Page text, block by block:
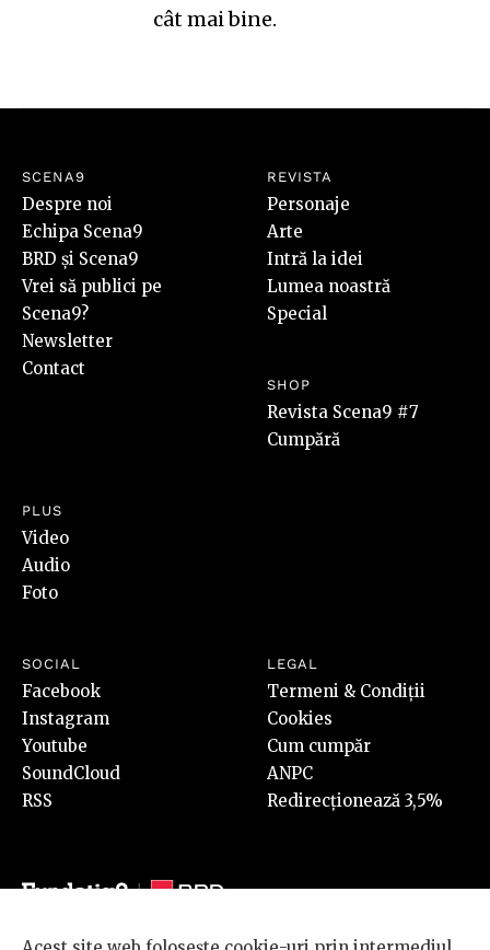
cât mai bine.
SCENA9
Despre noi
Echipa Scena9
BRD și Scena9
Vrei să publici pe
Scena9?
Newsletter
Contact
REVISTA
Personaje
Arte
Intră la idei
Lumea noastră
Special
SHOP
Revista Scena9 #7
Cumpără
PLUS
Video
Audio
Foto
SOCIAL
Facebook
Instagram
Youtube
SoundCloud
RSS
LEGAL
Termeni & Condiții
Cookies
Cum cumpăr
ANPC
Redirecționează 3,5%